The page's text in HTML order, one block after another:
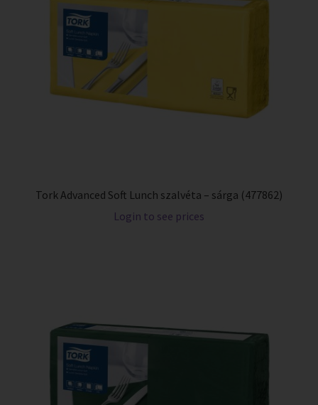
Tork Advanced Soft Lunch szalvéta – sárga (477862)
Login to see prices